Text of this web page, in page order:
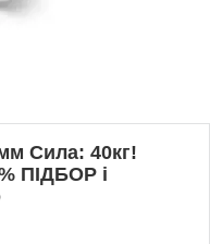
Сила: 40кг!
ПІДБОР і